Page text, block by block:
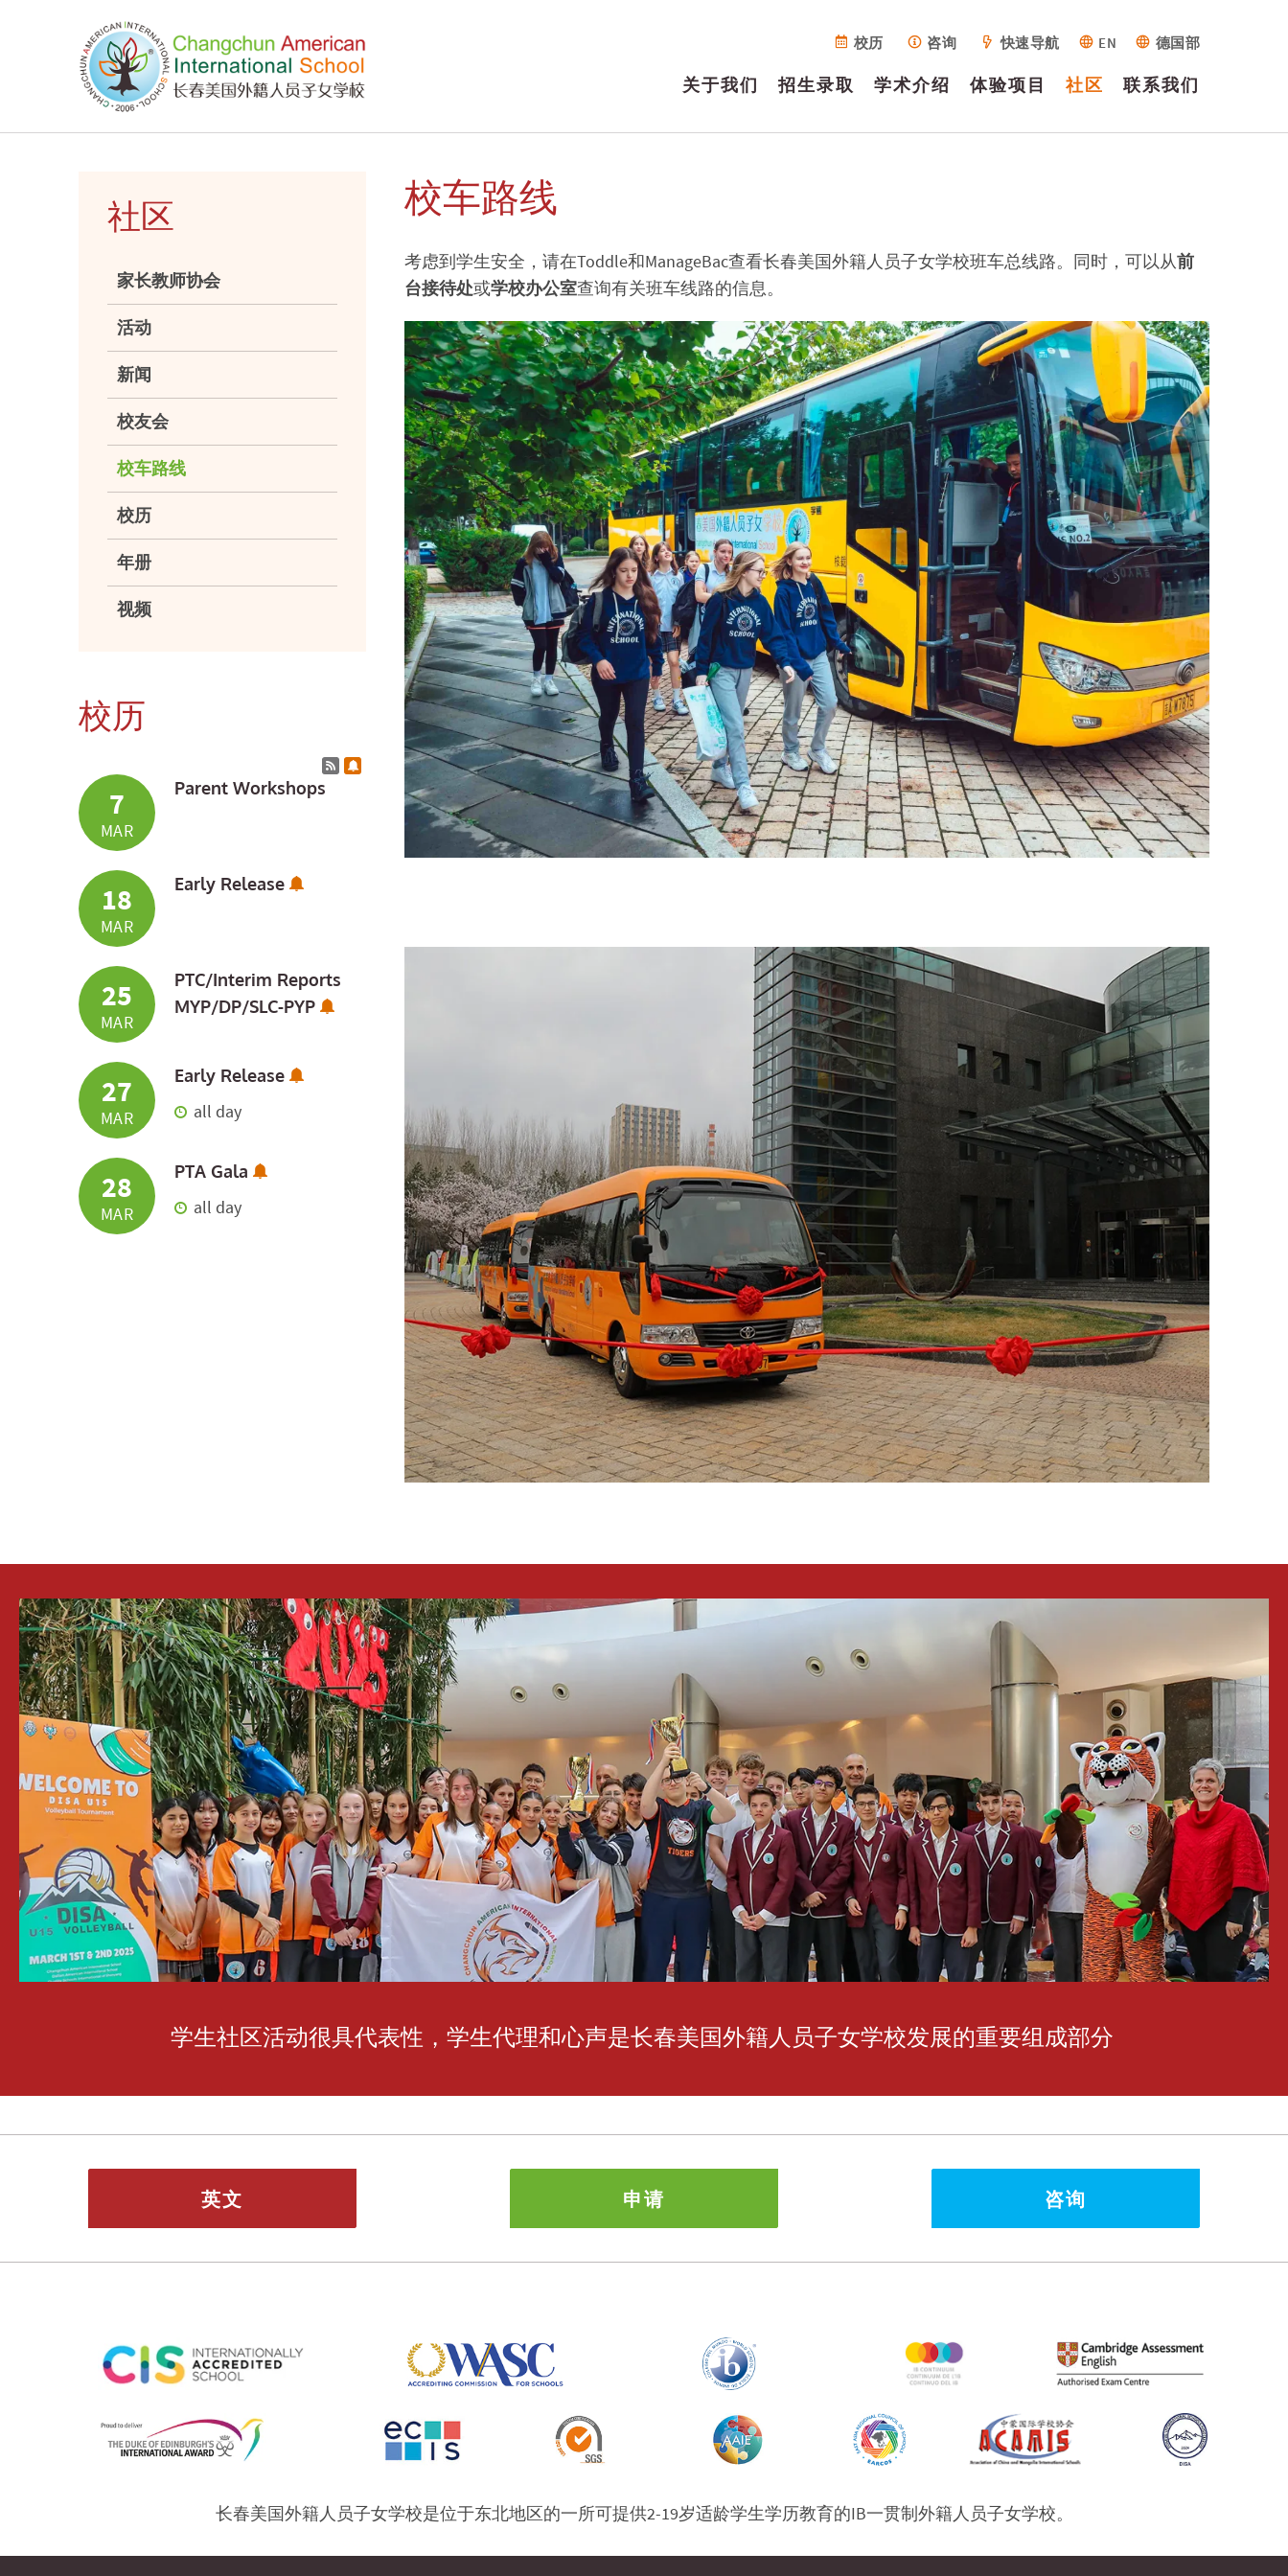
校历 咨询 快速导航 EN 德国部
关于我们
介绍
领导团队
学校管理
设施设备
学校设计
20周年校庆
招生录取
学费标准
相关表单
学术介绍
高质量学习
全日制幼儿
全日制小学
部
全日制中学
部
全日制中学
项目(MYP)
大学预科项
目(DP)
德语课程
辅助
在线教育中
心
全球公民
体验项目
户外教育
学生自选活
戏剧制作
学生身心健
康与保护
奖项
家园
服务
营
猛虎体育校
队
社区
家长教师协
校车路线
视频
联系我们
求职 咨询
社区
家长教师协会
活动
新闻
校友会
校车路线
校历
年册
视频
校历
Calendar RSS Feeds
Subscribe to Calendar Alerts
7
MAR
Parent Workshops
18
MAR
Early Release Subscribe to Calendar Alerts
25
MAR
PTC/Interim Reports
MYP/DP/SLC-PYP
Subscribe to Calendar Alerts
27
MAR
Early Release Subscribe to Calendar Alerts
all day
28
MAR
PTA Gala Subscribe to Calendar Alerts
all day
校车路线
考虑到学生安全，请在Toddle和ManageBac查看长春美国外籍人员子女学校班车总线路。同时，可以从前
台接待处或学校办公室查询有关班车线路的信息。
学生社区活动很具代表性，学生代理和心声是长春美国外籍人员子女学校发展的重要组成部分
英文 申请 咨询
长春美国外籍人员子女学校是位于东北地区的一所可提供2-19岁适龄学生学历教育的IB一贯制外籍人员子女学校。